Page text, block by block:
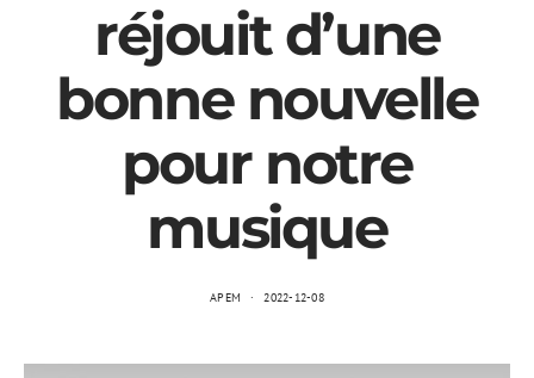
réjouit d’une
bonne nouvelle
pour notre
musique
APEM 2022-12-08